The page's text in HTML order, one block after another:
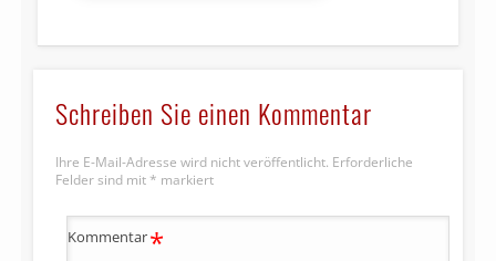
Schreiben Sie einen Kommentar
Ihre E-Mail-Adresse wird nicht veröffentlicht. Erforderliche
Felder sind mit * markiert
Kommentar*